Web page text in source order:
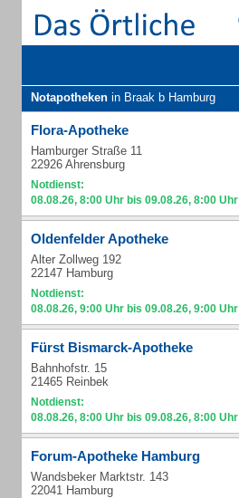
Notapotheken in Braak b Hamburg
Flora-Apotheke
Hamburger Straße 11
22926 Ahrensburg
Notdienst:
08.08.26, 8:00 Uhr bis 09.08.26, 8:00 Uhr
Oldenfelder Apotheke
Alter Zollweg 192
22147 Hamburg
Notdienst:
08.08.26, 9:00 Uhr bis 09.08.26, 9:00 Uhr
Fürst Bismarck-Apotheke
Bahnhofstr. 15
21465 Reinbek
Notdienst:
08.08.26, 8:00 Uhr bis 09.08.26, 8:00 Uhr
Forum-Apotheke Hamburg
Wandsbeker Marktstr. 143
22041 Hamburg